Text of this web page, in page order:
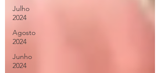
Julho
2024
Agosto
2024
Junho
2024